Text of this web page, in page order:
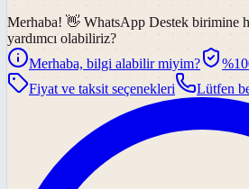
Merhaba! 👋 WhatsApp Destek birimine
yardımcı olabiliriz?
Merhaba, bilgi alabilir miyim?
Fiyat ve taksit seçenekleri
Lütfen